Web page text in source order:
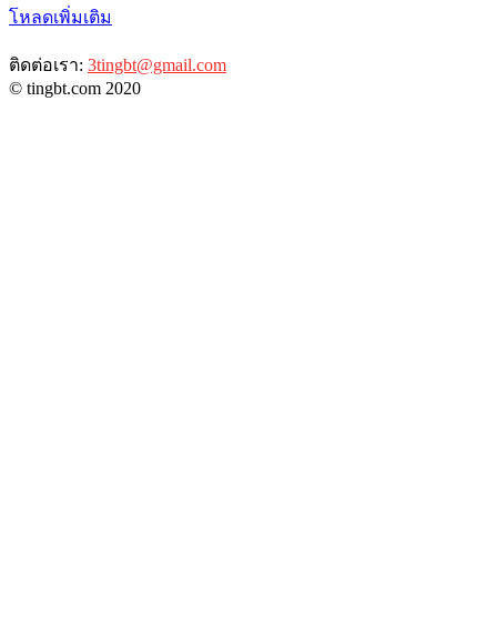
โหลดเพิ่มเติม
ติดต่อเรา: 3tingbt@gmail.com
© tingbt.com 2020